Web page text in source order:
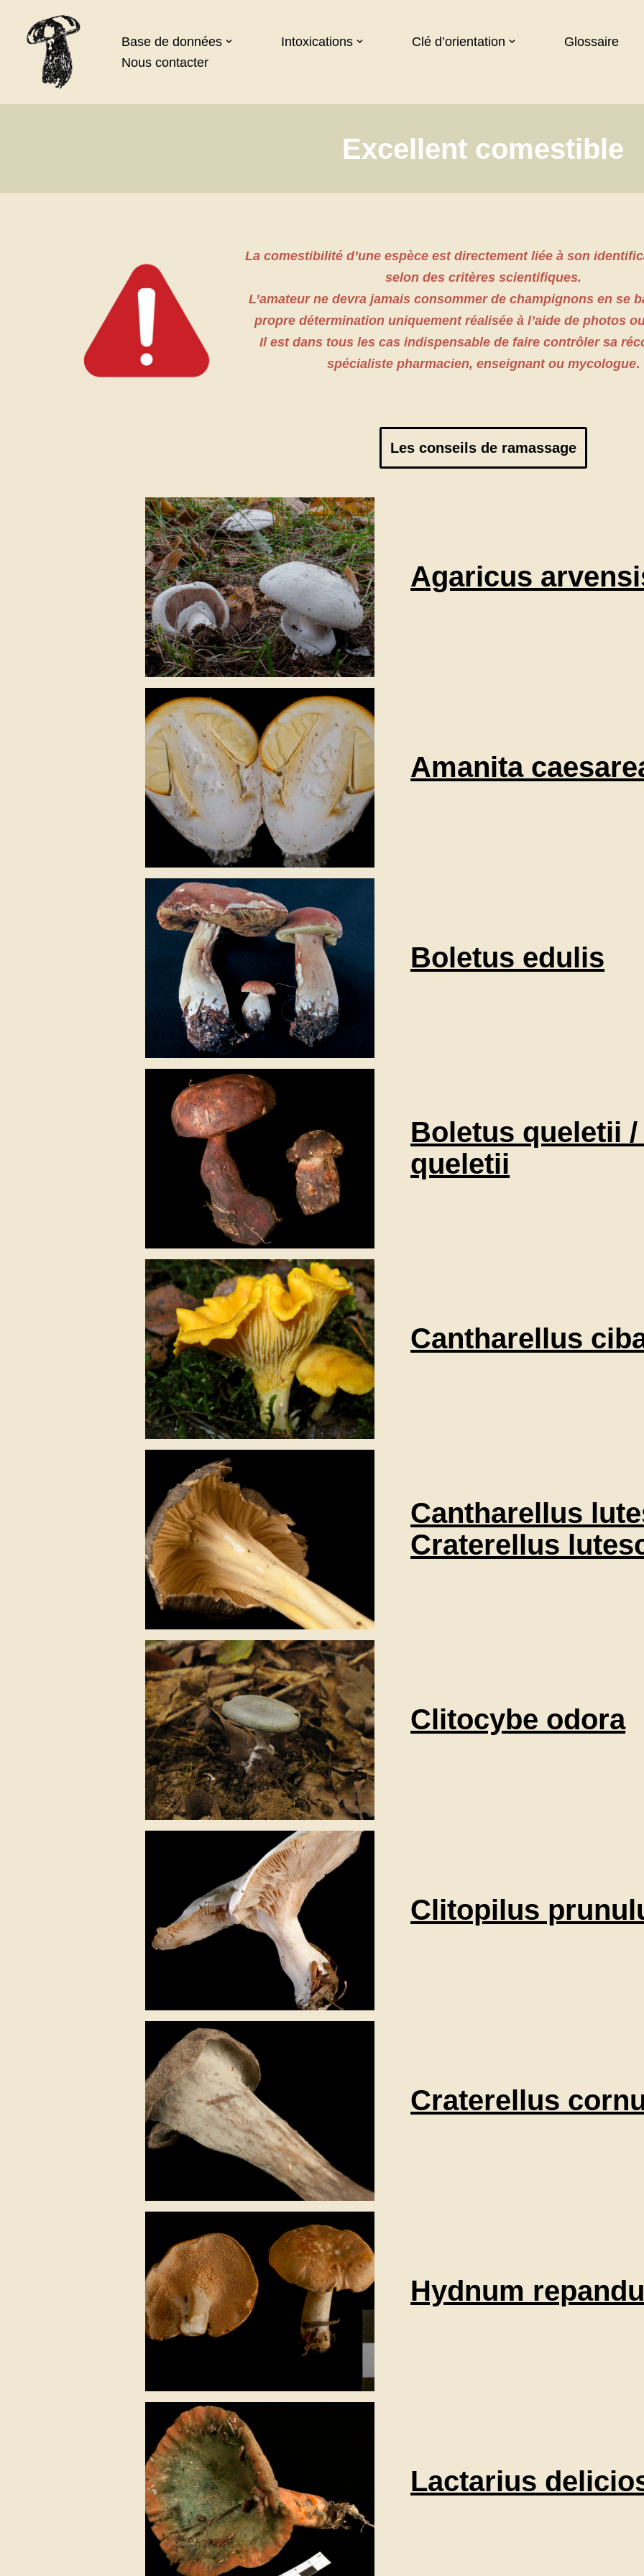
Aller
contenu
Base de données Intoxications Clé d’orientation
Glossaire
Nous contacter
Excellent comestible
La comestibilité d’une espèce est directement liée à son
selon des critères scientifiques.
L’amateur ne devra jamais consommer de champignons en se
propre détermination uniquement réalisée à l’aide de photos
Il est dans tous les cas indispensable de faire contrôler sa
spécialiste pharmacien, enseignant ou mycologue.
Les conseils de ramassage
Agaricus
Amanita
Boletus edulis
Boletus queletii
queletii
Cantharellus
Cantharellus
Craterellus
Clitocybe odora
Clitopilus
Craterellus
Hydnum
Lactarius